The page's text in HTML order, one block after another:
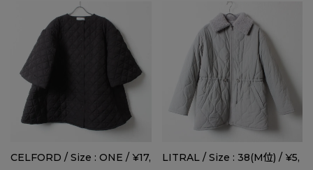
CELFORD / Size : ONE / ¥17,
LITRAL / Size : 38(M位) / ¥5,